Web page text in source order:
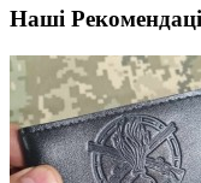
Наші